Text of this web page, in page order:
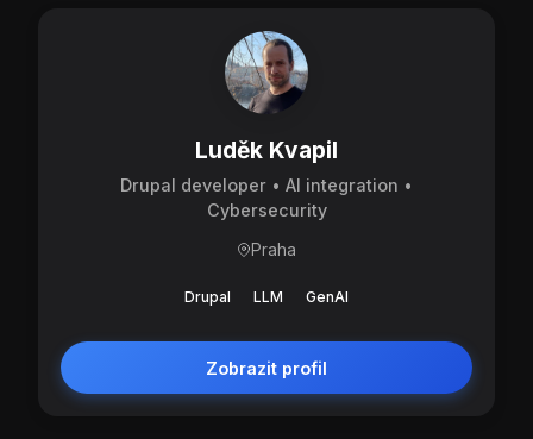
Luděk Kvapil
Drupal developer • AI integration •
Cybersecurity
Praha
Drupal LLM GenAI
Zobrazit profil